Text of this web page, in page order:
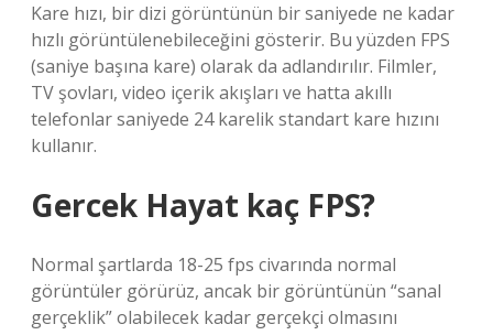
Kare hızı, bir dizi görüntünün bir saniyede ne kadar
hızlı görüntülenebileceğini gösterir. Bu yüzden FPS
(saniye başına kare) olarak da adlandırılır. Filmler,
TV şovları, video içerik akışları ve hatta akıllı
telefonlar saniyede 24 karelik standart kare hızını
kullanır.
Gercek Hayat kaç FPS?
Normal şartlarda 18-25 fps civarında normal
görüntüler görürüz, ancak bir görüntünün “sanal
gerçeklik” olabilecek kadar gerçekçi olmasını